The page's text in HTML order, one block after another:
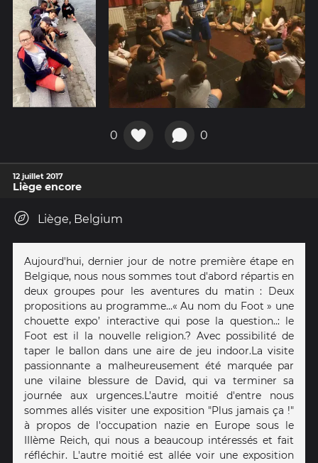
0 0
12 juillet 2017
Liège encore
Liège, Belgium
Aujourd'hui, dernier jour de notre première étape en
Belgique, nous nous sommes tout d'abord répartis en
deux groupes pour les aventures du matin : Deux
propositions au programme… « Au nom du Foot » une
chouette expo’ interactive qui pose la question..: le
Foot est il la nouvelle religion.? Avec possibilité de
taper le ballon dans une aire de jeu indoor. La visite
passionnante a malheureusement été marquée par
une vilaine blessure de David, qui va terminer sa
journée aux urgences. L’autre moitié d'entre nous
sommes allés visiter une exposition "Plus jamais ça !"
à propos de l'occupation nazie en Europe sous le
IIIème Reich, qui nous a beaucoup intéressés et fait
réfléchir. L'autre moitié est allée voir une exposition